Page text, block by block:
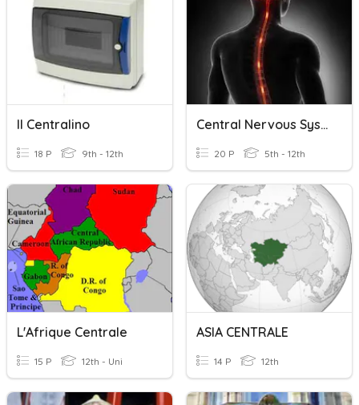
Il Centralino
18 P 9th - 12th
Central Nervous System
20 P 5th - 12th
L'Afrique Centrale
15 P 12th - Uni
ASIA CENTRALE
14 P 12th